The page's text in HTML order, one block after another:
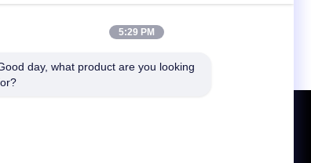
Gross Weight: 86kg Outer
>|
5:29 PM
day, what product are you looking